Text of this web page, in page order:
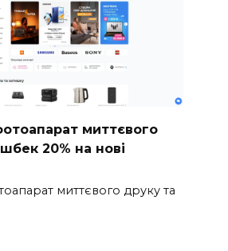
миттєвого
20% на нові
миттєвого друку та